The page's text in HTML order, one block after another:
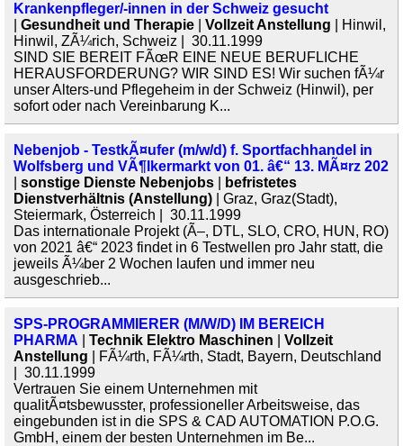
Krankenpfleger/-innen in der Schweiz gesucht
Gesundheit und Therapie Vollzeit Anstellung | Hinwil,
Hinwil, ZÃ¼rich, Schweiz | 30.11.1999
SIND SIE BEREIT FÃœR EINE NEUE BERUFLICHE
HERAUSFORDERUNG? WIR SIND ES! Wir suchen fÃ¼r
unser Alters-und Pflegeheim in der Schweiz (Hinwil), per
sofort oder nach Vereinbarung K...
Nebenjob - TestkÃ¤ufer (m/w/d) f. Sportfachhandel in
Wolfsberg und VÃ¶lkermarkt von 01. â€“ 13. MÃ¤rz 202
sonstige Dienste Nebenjobs
befristetes
Dienstverhältnis (Anstellung) | Graz, Graz(Stadt),
Steiermark, Österreich | 30.11.1999
Das internationale Projekt (Ã–, DTL, SLO, CRO, HUN, RO)
von 2021 â€“ 2023 findet in 6 Testwellen pro Jahr statt, die
jeweils Ã¼ber 2 Wochen laufen und immer neu
ausgeschrieb...
SPS-PROGRAMMIERER (M/W/D) IM BEREICH
PHARMA
Technik Elektro Maschinen
Vollzeit
Anstellung | FÃ¼rth, FÃ¼rth, Stadt, Bayern, Deutschland
| 30.11.1999
Vertrauen Sie einem Unternehmen mit
qualitÃ¤tsbewusster, professioneller Arbeitsweise, das
eingebunden ist in die SPS & CAD AUTOMATION P.O.G.
GmbH, einem der besten Unternehmen im Be...